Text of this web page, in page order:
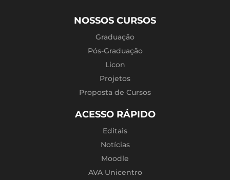
NOSSOS CURSOS
Graduação
Pós-Graduação
Licon
Projetos
Proposta de Cursos
ACESSO RÁPIDO
Editais
Notícias
Moodle
AVA Unicentro